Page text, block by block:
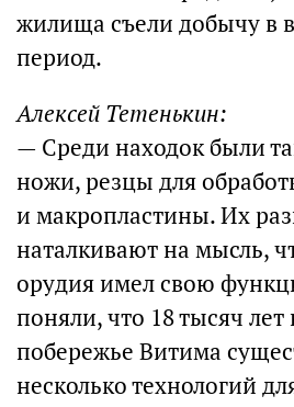
жилища съели добычу в
период.
Алексей Тетенькин:
— Среди находок были
ножи, резцы для
и макропластины. Их
наталкивают на мысль,
орудия имел свою
поняли, что 18 тысяч лет
побережье Витима
несколько технологий